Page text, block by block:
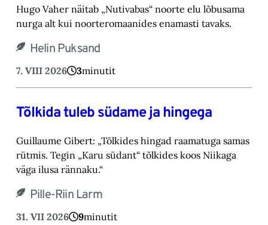
Hugo Vaher näitab „Nutivabas“ noorte elu lõbusama
nurga alt kui noorteromaanides ena‎masti tavaks.‎
Helin Puksand
7. VIII 2026 3minutit
Tõlkida tuleb südame ja hingega
Guillaume Gibert: „Tõlkides hingad raamatuga samas
rütmis. Tegin „Karu südant“ tõlkides koos Niikaga
väga ilusa rännaku.“
Pille-Riin Larm
31. VII 2026 9minutit